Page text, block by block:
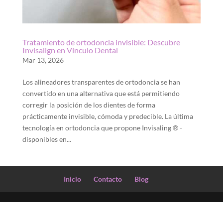
Tratamiento de ortodoncia invisible: Descubre
Invisalign en Vínculo Dental
Mar 13, 2026
Los alineadores transparentes de ortodoncia se han
convertido en una alternativa que está permitiendo
corregir la posición de los dientes de forma
prácticamente invisible, cómoda y predecible. La última
tecnología en ortodoncia que propone Invisaling ® -
disponibles en...
Inicio Contacto Blog